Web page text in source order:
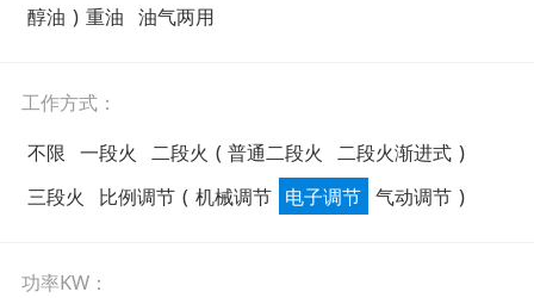
醇油 ) 重油 油气两用
工作方式：
不限 一段火 二段火 ( 普通二段火 二段火渐进式 )
三段火
比例调节 ( 机械调节 电子调节 气动调节 )
功率KW：